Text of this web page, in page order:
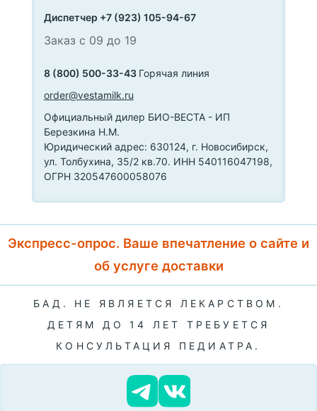
Диспетчер +7 (923) 105-94-67
Заказ с 09 до 19
8 (800) 500-33-43 Горячая линия
order@vestamilk.ru
Официальный дилер БИО-ВЕСТА - ИП
Березкина Н.М.
Юридический адрес: 630124, г. Новосибирск,
ул. Толбухина, 35/2 кв.70. ИНН 540116047198,
ОГРН 320547600058076
Экспресс-опрос. Ваше впечатление о сайте и
об услуге доставки
БАД. НЕ ЯВЛЯЕТСЯ ЛЕКАРСТВОМ.
ДЕТЯМ ДО 14 ЛЕТ ТРЕБУЕТСЯ
КОНСУЛЬТАЦИЯ ПЕДИАТРА.